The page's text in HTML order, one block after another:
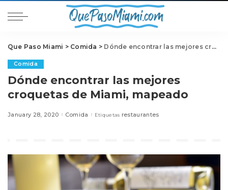
Que Paso Miami > Comida > Dónde encontrar las mejores croquetas de Miami, mapeado
Comida
Dónde encontrar las mejores
croquetas de Miami, mapeado
January 28, 2020 Comida Etiquetas restaurantes